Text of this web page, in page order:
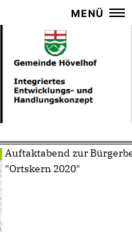
MENÜ
Auftaktabend zur
"Ortskern 2020"